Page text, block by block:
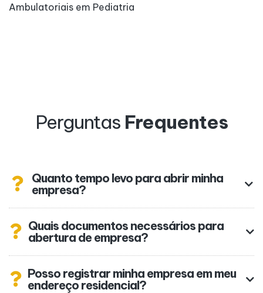
Ambulatoriais em Pediatria
Perguntas Frequentes
Quanto tempo levo para abrir minha
empresa?
Quais documentos necessários para
abertura de empresa?
Posso registrar minha empresa em meu
endereço residencial?